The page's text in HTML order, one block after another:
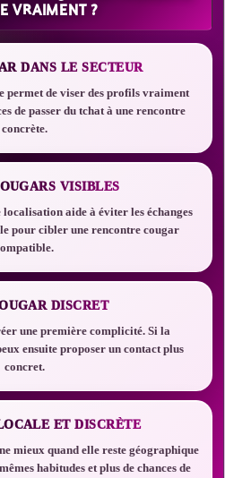
VRAIMENT ?
DANS LE SECTEUR
permet de viser des profils vraiment
de passer du tchat à une rencontre
concrète.
VISIBLES
aide à éviter les échanges
pour cibler une rencontre cougar
DISCRET
une première complicité. Si la
ensuite proposer un contact plus
concret.
ET DISCRÈTE
mieux quand elle reste géographique
habitudes et plus de chances de